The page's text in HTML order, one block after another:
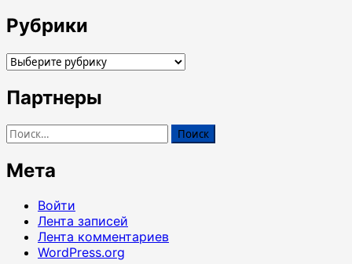
Рубрики
Рубрики
Партнеры
Найти:
Мета
Войти
Лента записей
Лента комментариев
WordPress.org